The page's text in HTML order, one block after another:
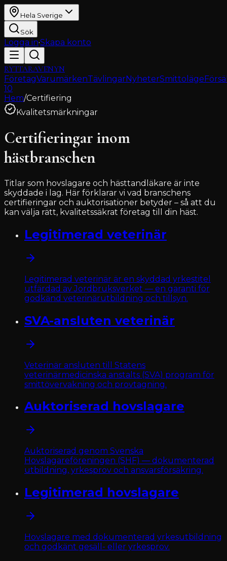
Hela Sverige
Sök
Logga in·Skapa konto
RYTTARAVENYN
FöretagVarumärkenTävlingarNyheterSmittoläge
10
Hem/Certifiering
Kvalitetsmärkningar
Certifieringar inom
hästbranschen
Titlar som hovslagare och hästtandläkare är inte
skyddade i lag. Här förklarar vi vad branschens
certifieringar och auktorisationer betyder – så att du
kan välja rätt, kvalitetssäkrat företag till din häst.
Legitimerad veterinär
Legitimerad veterinär är en skyddad yrkestitel
utfärdad av Jordbruksverket — en garanti för
godkänd veterinärutbildning och tillsyn.
SVA-ansluten veterinär
Veterinär ansluten till Statens
veterinärmedicinska anstalts (SVA) program för
smittövervakning och provtagning.
Auktoriserad hovslagare
Auktoriserad genom Svenska
Hovslagareföreningen (SHF) — dokumenterad
utbildning, yrkesprov och ansvarsförsäkring.
Legitimerad hovslagare
Hovslagare med dokumenterad yrkesutbildning
och godkänt gesäll- eller yrkesprov.